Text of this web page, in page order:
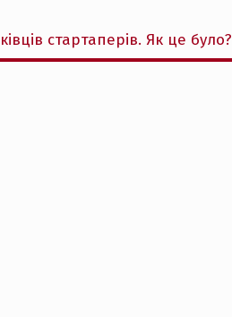
стартаперів. Як це було?